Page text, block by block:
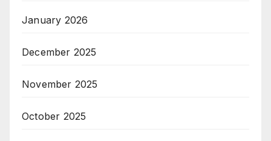
January 2026
December 2025
November 2025
October 2025